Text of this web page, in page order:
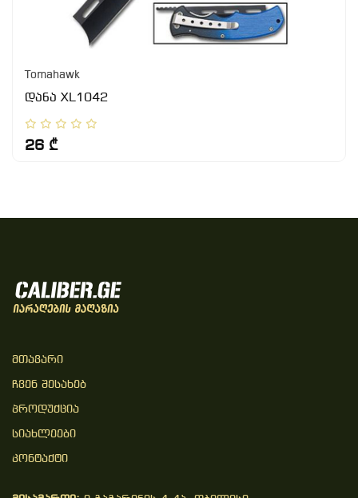
Tomahawk
დანა XL1042
26 ₾
Მთავარი
Ჩვენ Შესახებ
Პროდუქცია
Სიახლეები
Კონტაქტი